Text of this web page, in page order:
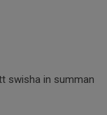
swisha in summan